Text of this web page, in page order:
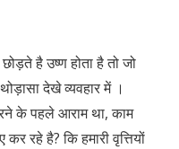
है उष्ण होता है तो जो
देखे व्यवहार में ।
के पहले आराम था, काम
रहे है? कि हमारी वृत्तियों